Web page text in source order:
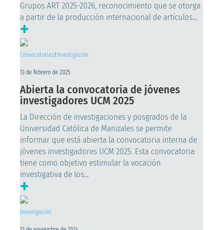
Grupos ART 2025-2026, reconocimiento que se otorga
a partir de la producción internacional de artículos...
+
Convocatorias/ Investigación
13 de febrero de 2025
Abierta la convocatoria de jóvenes
investigadores UCM 2025
La Dirección de investigaciones y posgrados de la
Universidad Católica de Manizales se permite
informar que está abierta la convocatoria interna de
jóvenes investigadores UCM 2025. Esta convocatoria
tiene como objetivo estimular la vocación
investigativa de los...
+
Investigación